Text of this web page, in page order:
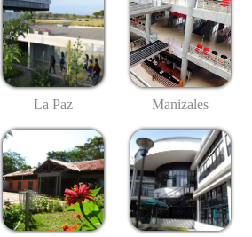
La Paz Manizales